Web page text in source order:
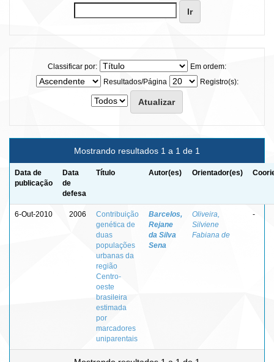
Classificar por:
Em ordem:
Resultados/Página
Registro(s):
Mostrando resultados 1 a 1 de 1
Data de
publicação
Data
de
defesa
Título Autor(es) Orientador(es)
6-Out-2010 2006
Contribuição
genética de
duas
populações
urbanas da
região
Centro-
oeste
brasileira
estimada
por
marcadores
uniparentais
Barcelos,
Rejane
da Silva
Sena
Oliveira,
Silviene
Fabiana de
-